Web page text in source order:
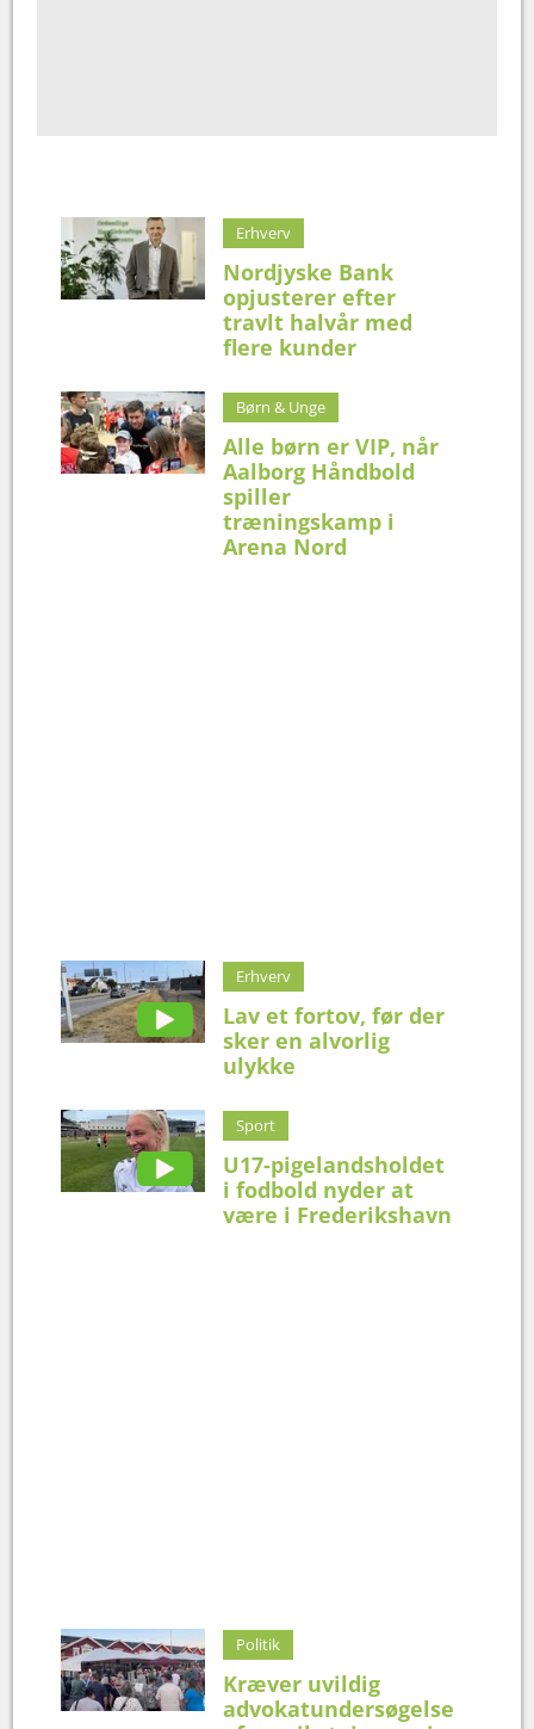
Erhverv
Nordjyske Bank
opjusterer efter
travlt halvår med
flere kunder
Børn & Unge
Alle børn er VIP, når
Aalborg Håndbold
spiller
træningskamp i
Arena Nord
Erhverv
Lav et fortov, før der
sker en alvorlig
ulykke
Sport
U17-pigelandsholdet
i fodbold nyder at
være i Frederikshavn
Politik
Kræver uvildig
advokatundersøgelse